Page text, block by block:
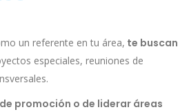
un referente en tu área, te buscan
especiales, reuniones de
promoción o de liderar áreas